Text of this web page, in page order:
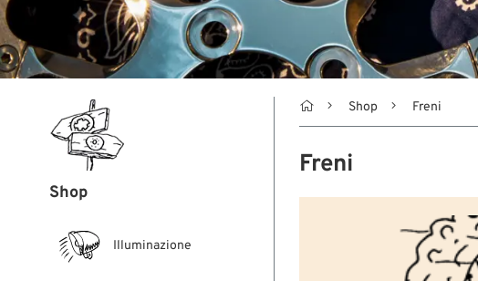
Shop
Illuminazione
 Shop Freni
Freni